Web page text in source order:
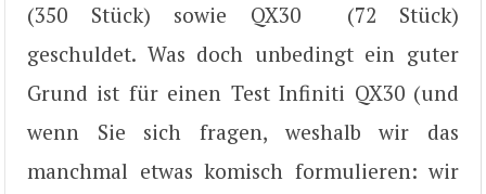
(350 Stück) sowie QX30 (72 Stück)
geschuldet. Was doch unbedingt ein guter
Grund ist für einen Test Infiniti QX30 (und
wenn Sie sich fragen, weshalb wir das
manchmal etwas komisch formulieren: wir